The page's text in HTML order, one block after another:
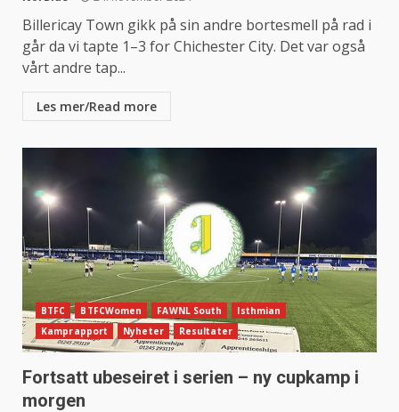
Billericay Town gikk på sin andre bortesmell på rad i
går da vi tapte 1–3 for Chichester City. Det var også
vårt andre tap...
Les mer/Read more
BTFC BTFCWomen FAWNL South
Isthmian
Kamprapport
Nyheter Resultater
Fortsatt ubeseiret i serien – ny cupkamp i
morgen